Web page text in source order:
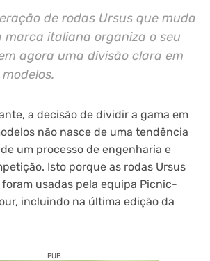
de rodas Ursus que muda
marca italiana organiza o seu
agora uma divisão clara em
a decisão de dividir a gama em
não nasce de uma tendência
um processo de engenharia e
Isto porque as rodas Ursus
usadas pela equipa Picnic-
incluindo na última edição da
PUB